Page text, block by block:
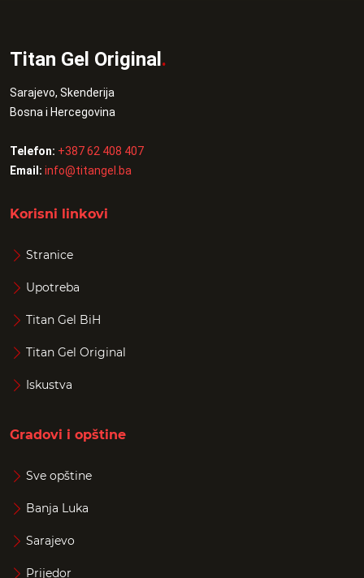
Titan Gel Original.
Sarajevo, Skenderija
Bosna i Hercegovina
Telefon: +387 62 408 407
Email: info@titangel.ba
Korisni linkovi
Stranice
Upotreba
Titan Gel BiH
Titan Gel Original
Iskustva
Gradovi i opštine
Sve opštine
Banja Luka
Sarajevo
Prijedor